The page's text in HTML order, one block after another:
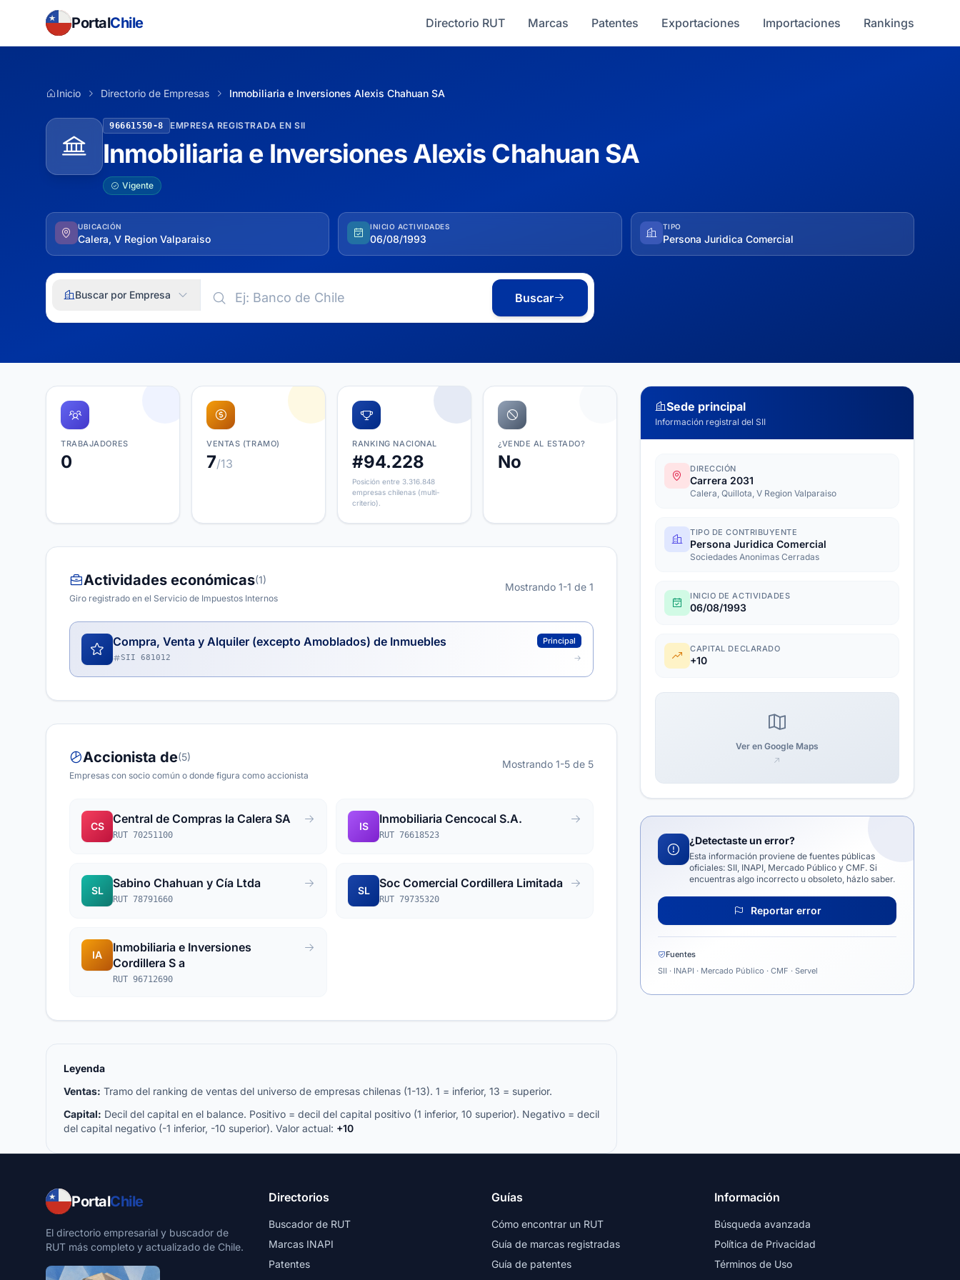
PortalChile Directorio RUT Marcas Patentes Exportaciones Importaciones Rankings
Inicio Directorio de Empresas Inmobiliaria e Inversiones Alexis Chahuan SA
96661550-8 EMPRESA REGISTRADA EN SII
Inmobiliaria e Inversiones Alexis Chahuan SA
Vigente
UBICACIÓN
Calera, V Region Valparaiso
INICIO ACTIVIDADES
06/08/1993
TIPO
Persona Juridica Comercial
Buscar por Empresa Buscar
TRABAJADORES
0
VENTAS (TRAMO)
7/13
RANKING NACIONAL
#94.228
Posición entre 3.316.848
empresas chilenas (multi-
criterio).
¿VENDE AL ESTADO?
No
Actividades económicas(1)
Giro registrado en el Servicio de Impuestos Internos
Mostrando 1-1 de 1
Compra, Venta y Alquiler (excepto Amoblados) de Inmuebles Principal
SII 681012
Accionista de(5)
Empresas con socio común o donde figura como accionista
Mostrando 1-5 de 5
CS
Central de Compras la Calera SA
RUT 70251100
IS
Inmobiliaria Cencocal S.A.
RUT 76618523
SL
Sabino Chahuan y Cía Ltda
RUT 78791660
SL
Soc Comercial Cordillera Limitada
RUT 79735320
IA
Inmobiliaria e Inversiones
Cordillera S a
RUT 96712690
Leyenda
Ventas: Tramo del ranking de ventas del universo de empresas chilenas (1-13). 1 = inferior, 13 = superior.
Capital: Decil del capital en el balance. Positivo = decil del capital positivo (1 inferior, 10 superior). Negativo = decil
del capital negativo (-1 inferior, -10 superior). Valor actual: +10
Sede principal
Información registral del SII
DIRECCIÓN
Carrera 2031
Calera, Quillota, V Region Valparaiso
TIPO DE CONTRIBUYENTE
Persona Juridica Comercial
Sociedades Anonimas Cerradas
INICIO DE ACTIVIDADES
06/08/1993
CAPITAL DECLARADO
+10
Ver en Google Maps
¿Detectaste un error?
Esta información proviene de fuentes públicas
oficiales: SII, INAPI, Mercado Público y CMF. Si
encuentras algo incorrecto u obsoleto, házlo saber.
Reportar error
Fuentes
SII · INAPI · Mercado Público · CMF · Servel
PortalChile
El directorio empresarial y buscador de
RUT más completo y actualizado de Chile.
Directorios
Buscador de RUT
Marcas INAPI
Patentes
Guías
Cómo encontrar un RUT
Guía de marcas registradas
Guía de patentes
Información
Búsqueda avanzada
Política de Privacidad
Términos de Uso